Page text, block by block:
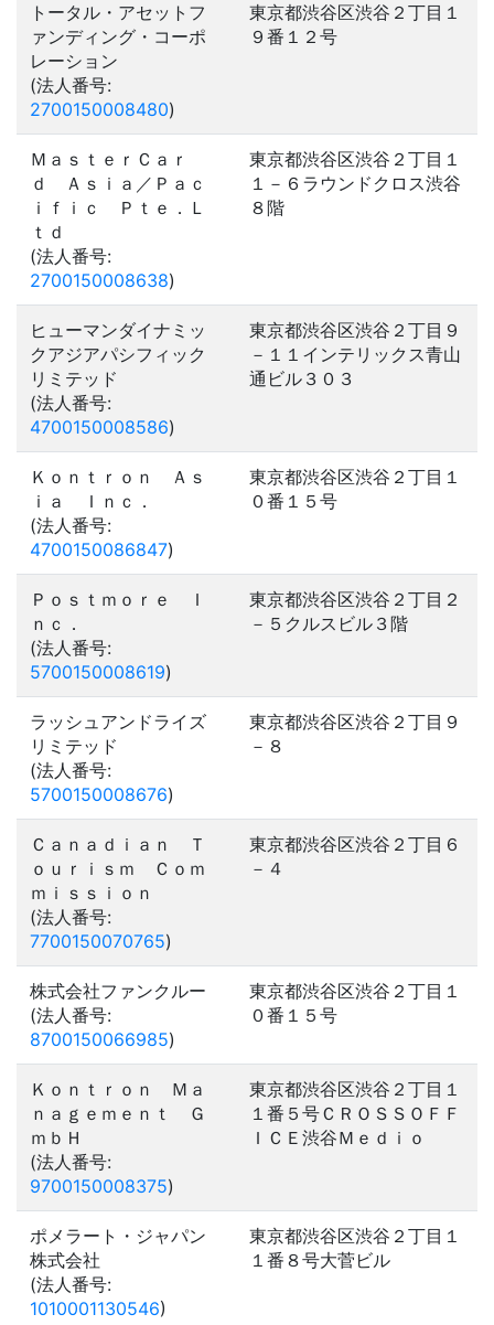
トータル・アセットフ
ァンディング・コーポ
レーション
(法人番号:
2700150008480)
東京都渋谷区渋谷２丁目１
９番１２号
ＭａｓｔｅｒＣａｒ
ｄ Ａｓｉａ／Ｐａｃ
ｉｆｉｃ Ｐｔｅ．Ｌ
ｔｄ
(法人番号:
2700150008638)
東京都渋谷区渋谷２丁目１
１－６ラウンドクロス渋谷
８階
ヒューマンダイナミッ
クアジアパシフィック
リミテッド
(法人番号:
4700150008586)
東京都渋谷区渋谷２丁目９
－１１インテリックス青山
通ビル３０３
Ｋｏｎｔｒｏｎ Ａｓ
ｉａ Ｉｎｃ．
(法人番号:
4700150086847)
東京都渋谷区渋谷２丁目１
０番１５号
Ｐｏｓｔｍｏｒｅ Ｉ
ｎｃ．
(法人番号:
5700150008619)
東京都渋谷区渋谷２丁目２
－５クルスビル３階
ラッシュアンドライズ
リミテッド
(法人番号:
5700150008676)
東京都渋谷区渋谷２丁目９
－８
Ｃａｎａｄｉａｎ Ｔ
ｏｕｒｉｓｍ Ｃｏｍ
ｍｉｓｓｉｏｎ
(法人番号:
7700150070765)
東京都渋谷区渋谷２丁目６
－４
株式会社ファンクルー
(法人番号:
8700150066985)
東京都渋谷区渋谷２丁目１
０番１５号
Ｋｏｎｔｒｏｎ Ｍａ
ｎａｇｅｍｅｎｔ Ｇ
ｍｂＨ
(法人番号:
9700150008375)
東京都渋谷区渋谷２丁目１
１番５号ＣＲＯＳＳＯＦＦ
ＩＣＥ渋谷Ｍｅｄｉｏ
ポメラート・ジャパン
株式会社
(法人番号:
1010001130546)
東京都渋谷区渋谷２丁目１
１番８号大菅ビル